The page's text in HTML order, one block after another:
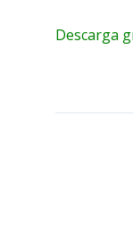
Descarga